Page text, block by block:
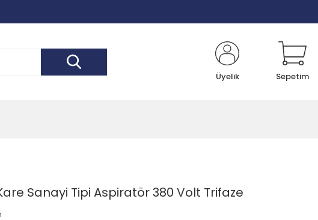
Üyelik Sepetim
Sanayi Tipi Aspiratör 380 Volt Trifaze